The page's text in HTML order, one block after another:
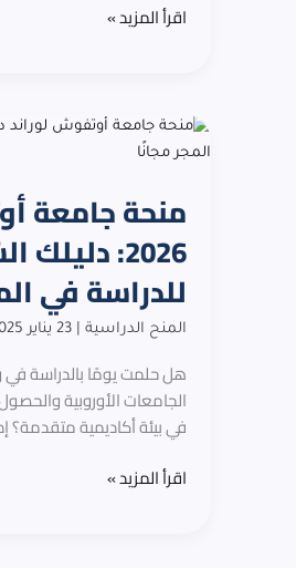
اقرأ المزيد »
منحة جامعة
2026:
للدراسة في
المنح الدراسية |23 يناير 2025
هل حلمت يومًا بالدراسة
الجامعات الأوروبية
في بيئة أكاديمية متقدمة؟
منحة
جامعة
لوراند
2026:
دليلك
الشامل
للدراسة
في
المجر
مجانًا
اقرأ المزيد »